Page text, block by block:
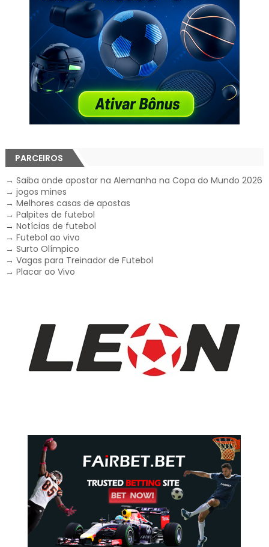
PARCEIROS
→ Saiba onde apostar na Alemanha na Copa do Mundo 2026
→ jogos mines
→ Melhores casas de apostas
→ Palpites de futebol
→ Notícias de futebol
→ Futebol ao vivo
→ Surto Olímpico
→ Vagas para Treinador de Futebol
→ Placar ao Vivo